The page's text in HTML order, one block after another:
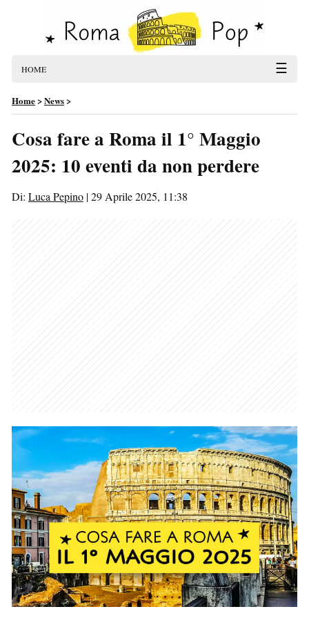
HOME ☰
Home>News>
Cosa fare a Roma il 1° Maggio
2025: 10 eventi da non perdere
Di: Luca Pepino |29 Aprile 2025, 11:38